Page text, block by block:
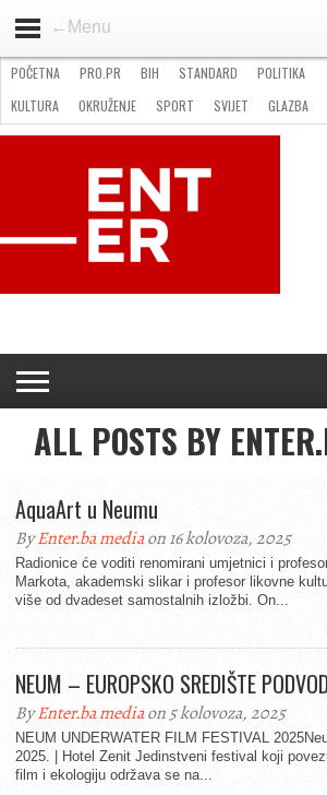
←Menu
STANDARD
GOSPODARSTVO
OKRUŽENJE
POČETNA PRO.PR BIH STANDARD
POLITIKA
KULTURA
OKRUŽENJE SPORT SVIJET
GLAZBA
NATJEČAJI
FILMING LOCATION IN BH KONTAKT
ALL POSTS BY
AquaArt u Neumu
ByEnter.ba mediaon 16 kolovoza, 2025
Radionice će voditi renomirani umjetnici i
Markota, akademski slikar i profesor likovne
više od dvadeset samostalnih izložbi. On...
NEUM – EUROPSKO SREDIŠTE
ByEnter.ba mediaon 5 kolovoza, 2025
NEUM UNDERWATER FILM FESTIVAL
2025. | Hotel Zenit Jedinstveni festival koji
film i ekologiju održava se na...